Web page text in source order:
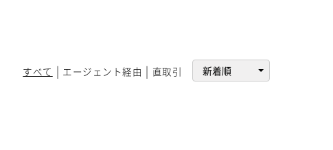
すべて エージェント経由 直取引